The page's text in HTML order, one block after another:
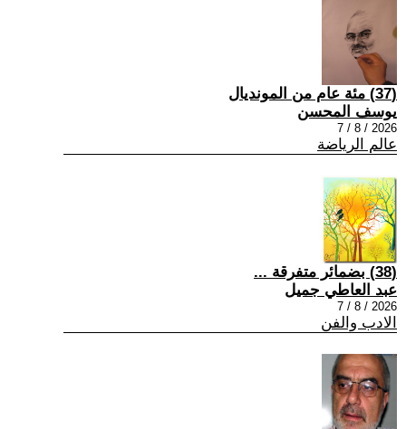
(37) مئة عام من المونديال
يوسف المحسن
2026 / 8 / 7
عالم الرياضة
(38) بضمائر متفرقة ...
عبد العاطي جميل
2026 / 8 / 7
الادب والفن